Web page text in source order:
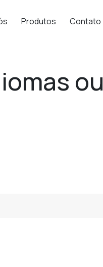
Produtos Contato
ou